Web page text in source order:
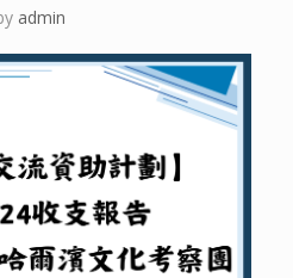
admin